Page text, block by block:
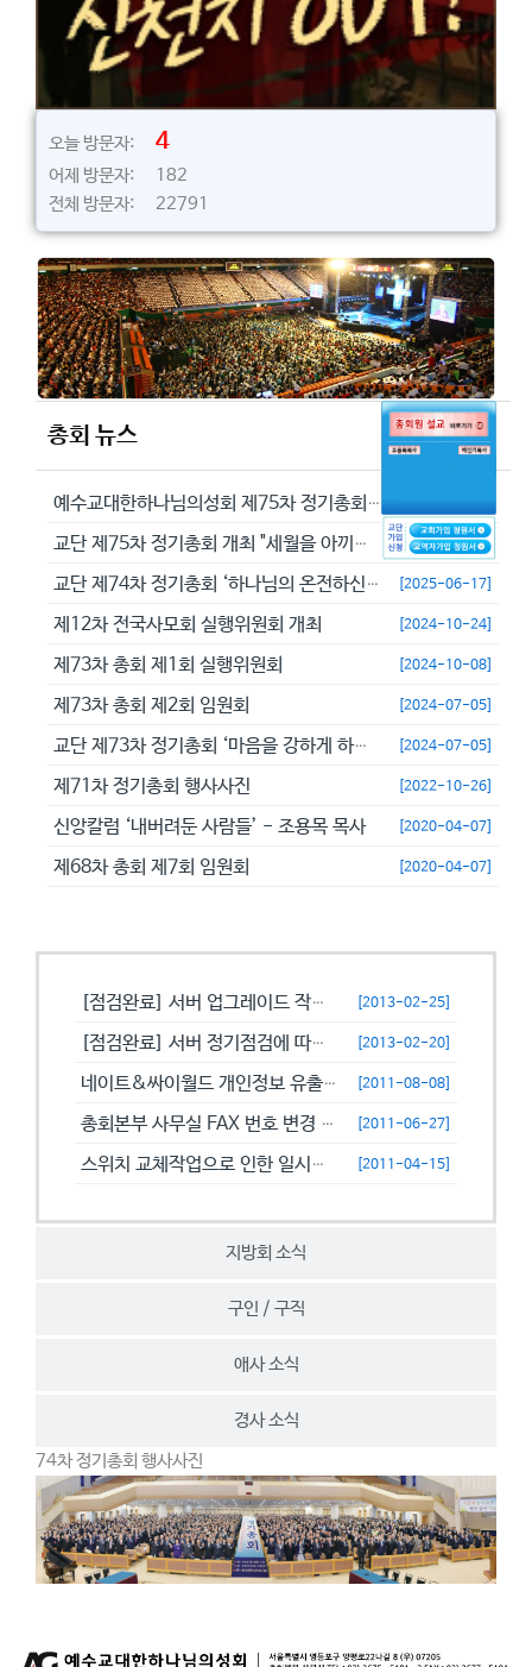
오늘 방문자: 4
어제 방문자: 182
전체 방문자: 22791
총회 뉴스
예수교대한하나님의성회 제75차 정기총회에서 정동수 목사를 이단으로 결의... [2026-05-29]
교단 제75차 정기총회 개최 "세월을 아끼라 때가 악하니라"(엡 5:16... [2026-05-23]
교단 제74차 정기총회 ‘하나님의 온전하신 뜻을 분별하자’ [2025-06-17]
제12차 전국사모회 실행위원회 개최 [2024-10-24]
제73차 총회 제1회 실행위원회 [2024-10-08]
제73차 총회 제2회 임원회 [2024-07-05]
교단 제73차 정기총회 ‘마음을 강하게 하고 극히 담대히 하라’ [2024-07-05]
제71차 정기총회 행사사진 [2022-10-26]
신앙칼럼 ‘내버려둔 사람들’ - 조용목 목사 [2020-04-07]
제68차 총회 제7회 임원회 [2020-04-07]
지방회 소식
구인 / 구직
애사 소식
경사 소식
[점검완료] 서버 업그레이드 작업으로 일시적으로 사용이 불안정할수 있습니... [2013-02-25]
[점검완료] 서버 정기점검에 따른 이용 제한 안내 [2013-02-20]
네이트&싸이월드 개인정보 유출에 따른 비밀번호 변경 캠페인! [2011-08-08]
총회본부 사무실 FAX 번호 변경 안내 [2011-06-27]
스위치 교체작업으로 인한 일시접속제한 안내 [2011-04-15]
74차 정기총회 행사사진